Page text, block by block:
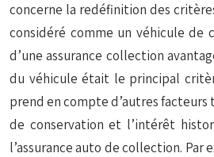
concerne la redéfinition des
considéré comme un véhicule de
d’une assurance collection
du véhicule était le principal
prend en compte d’autres
de conservation et l’intérêt
l’assurance auto de collection. Par